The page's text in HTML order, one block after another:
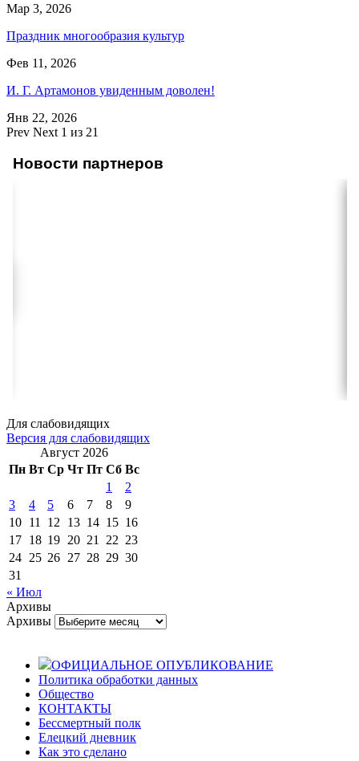
Мар 3, 2026
Праздник многообразия культур
Фев 11, 2026
И. Г. Артамонов увиденным доволен!
Янв 22, 2026
Prev Next 1 из 21
Новости партнеров
Для слабовидящих
Версия для слабовидящих
Август 2026
Пн Вт Ср Чт Пт Сб Вс
1
2
3
4 5 6 7 8
9
10 11 12 13 14 15 16
17 18 19 20 21 22 23
24 25 26 27 28 29 30
31
« Июл
Архивы
Архивы
ОФИЦИАЛЬНОЕ ОПУБЛИКОВАНИЕ
Политика обработки данных
Общество
КОНТАКТЫ
Бессмертный полк
Елецкий дневник
Как это сделано